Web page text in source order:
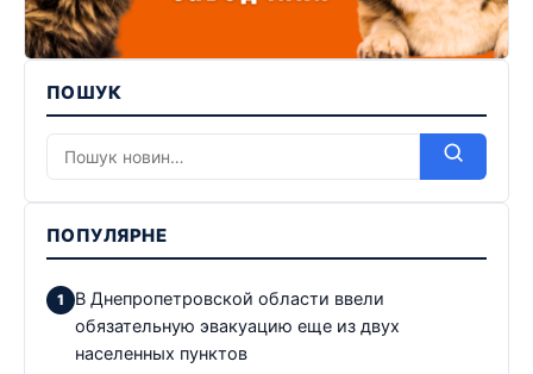
ПОШУК
ПОПУЛЯРНЕ
В Днепропетровской области ввели
обязательную эвакуацию еще из двух
населенных пунктов